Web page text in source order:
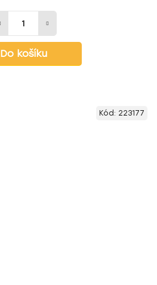
Do košíku
Kód: 223177